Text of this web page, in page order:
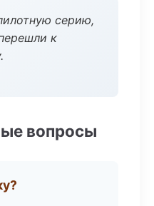
серию,
к
вопросы